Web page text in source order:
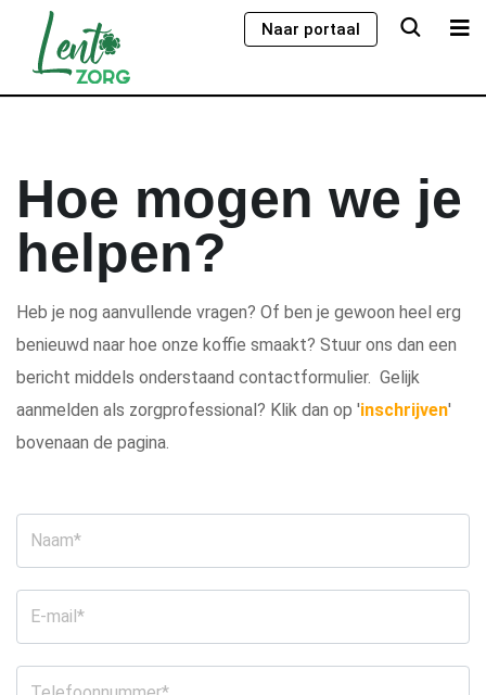
Naar portaal
Hoe mogen we je
helpen?
Heb je nog aanvullende vragen? Of ben je gewoon heel erg
benieuwd naar hoe onze koffie smaakt? Stuur ons dan een
bericht middels onderstaand contactformulier. Gelijk
aanmelden als zorgprofessional? Klik dan op 'inschrijven'
bovenaan de pagina.